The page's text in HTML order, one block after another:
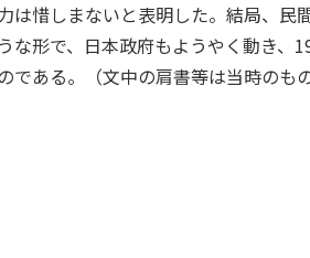
惜しまないと表明した。結局、民間
な形で、日本政府もようやく動き、
ある。（文中の肩書等は当時のもの